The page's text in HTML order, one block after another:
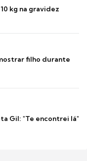
kg na gravidez
filho durante
Gil: "Te encontrei lá"